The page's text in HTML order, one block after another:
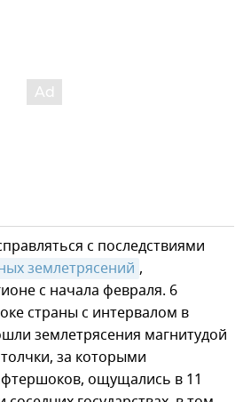
с последствиями
землетрясений ,
с начала февраля. 6
страны с интервалом в
землетрясения магнитудой
за которыми
ощущались в 11